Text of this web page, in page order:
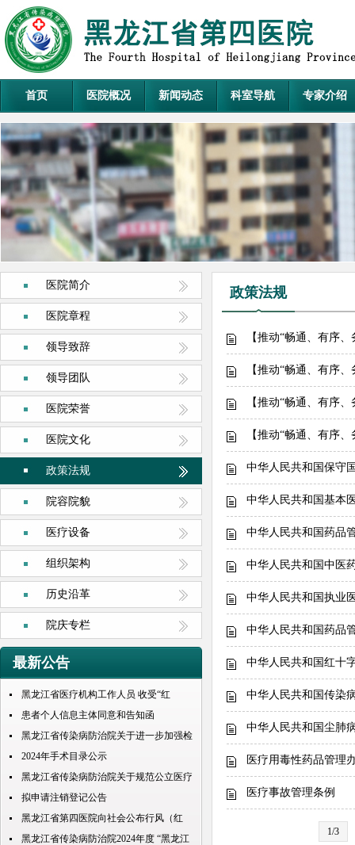
首页 医院概况 新闻动态 科室导航 专家介绍
医院简介
医院章程
领导致辞
领导团队
医院荣誉
医院文化
政策法规
院容院貌
医疗设备
组织架构
历史沿革
院庆专栏
最新公告
黑龙江省医疗机构工作人员 收受“红
包”处理规定
患者个人信息主体同意和告知函
黑龙江省传染病防治院关于进一步加强检
查检验结果互认项目的公示
2024年手术目录公示
黑龙江省传染病防治院关于规范公立医疗
机构预交金管理工作实施情况的通知
拟申请注销登记公告
黑龙江省第四医院向社会公布行风（红
包） 问题投诉举报电话
黑龙江省传染病防治院2024年度 “黑龙江
政策法规
【推动“畅通、有序
【推动“畅通、有序
【推动“畅通、有序
【推动“畅通、有序
中华人民共和国保守
中华人民共和国基本
中华人民共和国药品
中华人民共和国中医
中华人民共和国执业
中华人民共和国药品
中华人民共和国红十
中华人民共和国传染
中华人民共和国尘肺
医疗用毒性药品管理
医疗事故管理条例
1/3